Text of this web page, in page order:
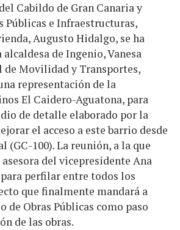
Cabildo de Gran Canaria y
Públicas e Infraestructuras,
Augusto Hidalgo, se ha
de Ingenio, Vanesa
de Movilidad y Transportes,
representación de la
El Caidero-Aguatona, para
de detalle elaborado por la
el acceso a este barrio desde
(GC-100). La reunión, a la que
del vicepresidente Ana
perfilar entre todos los
que finalmente mandará a
de Obras Públicas como paso
de las obras.